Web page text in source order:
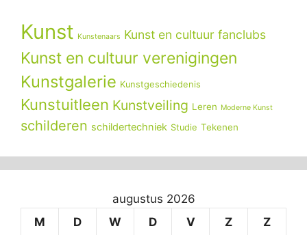
Kunst Kunstenaars Kunst en cultuur fanclubs
Kunst en cultuur verenigingen
Kunstgalerie Kunstgeschiedenis
Kunstuitleen Kunstveiling Leren Moderne Kunst
schilderen schildertechniek Studie Tekenen
augustus 2026
M
D W D V Z Z